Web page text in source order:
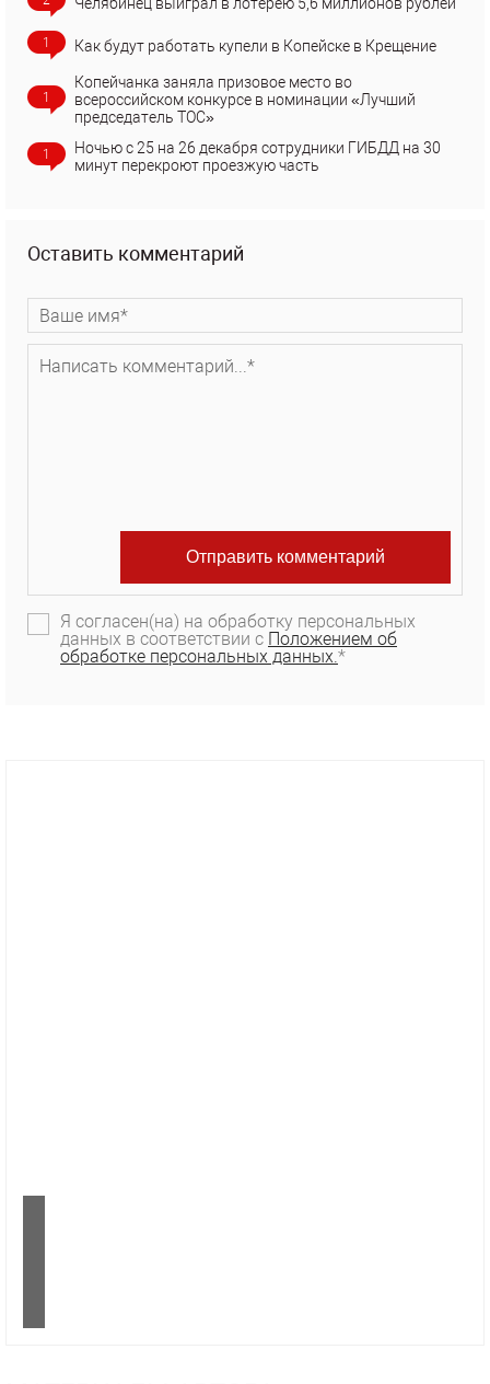
1 Как будут работать купели в Копейске в Крещение
1
Копейчанка заняла призовое место во
всероссийском конкурсе в номинации «Лучший
председатель ТОС»
1
Ночью с 25 на 26 декабря сотрудники ГИБДД на 30
минут перекроют проезжую часть
Оставить комментарий
Я согласен(на) на обработку персональных
данных в соответствии с Положением об
обработке персональных данных.*